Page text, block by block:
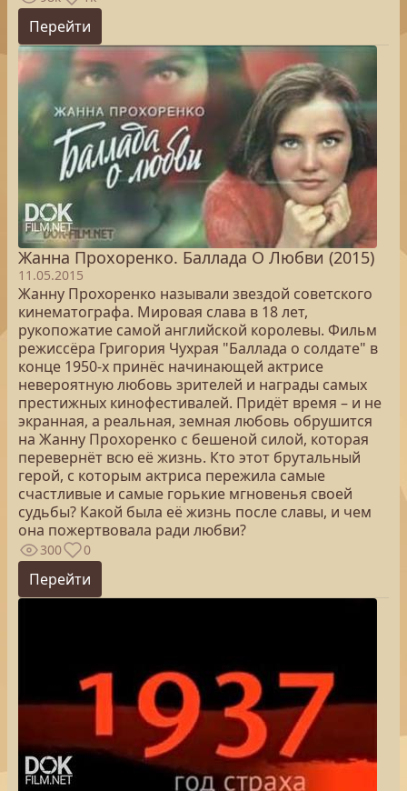
Перейти
Жанна Прохоренко. Баллада О Любви (2015)
11.05.2015
Жанну Прохоренко называли звездой советского
кинематографа. Мировая слава в 18 лет,
рукопожатие самой английской королевы. Фильм
режиссёра Григория Чухрая "Баллада о солдате" в
конце 1950-х принёс начинающей актрисе
невероятную любовь зрителей и награды самых
престижных кинофестивалей. Придёт время – и не
экранная, а реальная, земная любовь обрушится
на Жанну Прохоренко с бешеной силой, которая
перевернёт всю её жизнь. Кто этот брутальный
герой, с которым актриса пережила самые
счастливые и самые горькие мгновенья своей
судьбы? Какой была её жизнь после славы, и чем
она пожертвовала ради любви?
300 0
Перейти